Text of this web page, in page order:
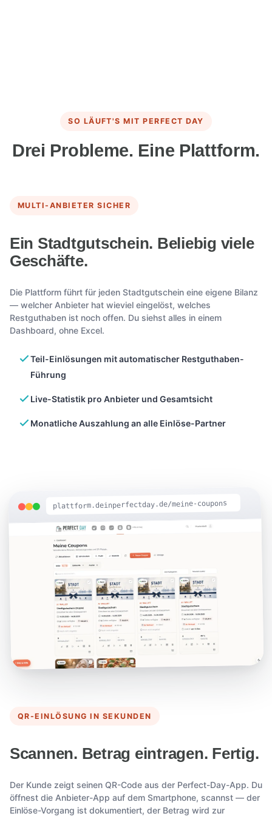
SO LÄUFT'S MIT PERFECT DAY
Drei Probleme. Eine Plattform.
MULTI-ANBIETER SICHER
Ein Stadtgutschein. Beliebig viele
Geschäfte.
Die Plattform führt für jeden Stadtgutschein eine eigene Bilanz
— welcher Anbieter hat wieviel eingelöst, welches
Restguthaben ist noch offen. Du siehst alles in einem
Dashboard, ohne Excel.
Teil-Einlösungen mit automatischer Restguthaben-
Führung
Live-Statistik pro Anbieter und Gesamtsicht
Monatliche Auszahlung an alle Einlöse-Partner
plattform.deinperfectday.de/meine-coupons
QR-EINLÖSUNG IN SEKUNDEN
Scannen. Betrag eintragen. Fertig.
Der Kunde zeigt seinen QR-Code aus der Perfect-Day-App. Du
öffnest die Anbieter-App auf dem Smartphone, scannst — der
Einlöse-Vorgang ist dokumentiert, der Betrag wird zur